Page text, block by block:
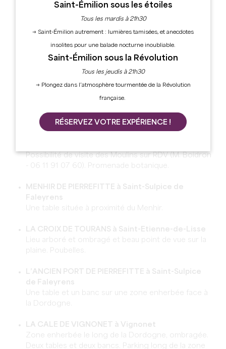
PARC JEAN-LOUIS FAURE à Saint-Laurent-des-
Tables dans un parc arboré et enherbé.
EGLISE ROMANE à Saint-Sulpice de Faleyrens
Deux tables situées derrière l’église. Boulangerie à
Espace enherbé, deux tables-bancs, poubelle.
Les moulins de calon à Montagne
Possibilité de visite des Moulins sur RDV (M. Boidron
- 06 11 91 07 60). Promenade botanique.
MENHIR DE PIERREFITTE à Saint-Sulpice de
Faleyrens
Une table située à proximité du Menhir.
LA CROIX DE TOURANS à Saint-Etienne-de-Lisse
Lieu arboré et ombragé et beau point de vue sur la
plaine. Poubelles.
L’ANCIEN PORT DE PIERREFITTE à Saint-Sulpice
de Faleyrens
Une table et un banc sur une zone enherbée face à
la Dordogne.
LA CALE DE VIGNONET à Vignonet
Zone enherbée le long de la Dordogne, ombragée.
Deux tables et deux bancs. Parking long de la zone
Saint-Émilion sous les étoiles
Tous les mardis à 21h30
→ Saint-Émilion autrement : lumières tamisées, et anecdotes
insolites pour une balade nocturne inoubliable.
Saint-Émilion sous la Révolution
Tous les jeudis à 21h30
→ Plongez dans l’atmosphère tourmentée de la Révolution
française.
RÉSERVEZ VOTRE EXPÉRIENCE !